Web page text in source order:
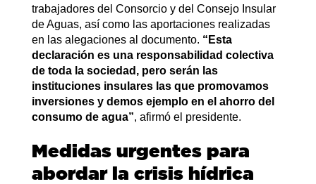
trabajadores del Consorcio y del Consejo Insular
de Aguas, así como las aportaciones realizadas
en las alegaciones al documento. “Esta
declaración es una responsabilidad colectiva
de toda la sociedad, pero serán las
instituciones insulares las que promovamos
inversiones y demos ejemplo en el ahorro del
consumo de agua”, afirmó el presidente.
Medidas urgentes para
abordar la crisis hídrica